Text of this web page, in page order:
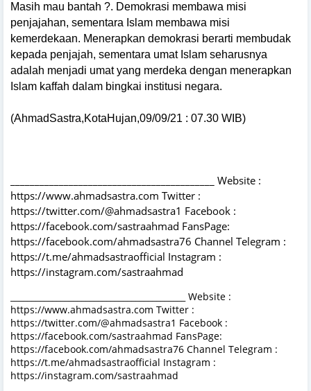
Masih mau bantah ?. Demokrasi membawa misi
penjajahan, sementara Islam membawa misi
kemerdekaan. Menerapkan demokrasi berarti membudak
kepada penjajah, sementara umat Islam seharusnya
adalah menjadi umat yang merdeka dengan menerapkan
Islam kaffah dalam bingkai institusi negara.
(AhmadSastra,KotaHujan,09/09/21 : 07.30 WIB)
__________________________________________ Website :
https://www.ahmadsastra.com Twitter :
https://twitter.com/@ahmadsastra1 Facebook :
https://facebook.com/sastraahmad FansPage:
https://facebook.com/ahmadsastra76 Channel Telegram :
https://t.me/ahmadsastraofficial Instagram :
https://instagram.com/sastraahmad
__________________________________________ Website :
https://www.ahmadsastra.com Twitter :
https://twitter.com/@ahmadsastra1 Facebook :
https://facebook.com/sastraahmad FansPage:
https://facebook.com/ahmadsastra76 Channel Telegram :
https://t.me/ahmadsastraofficial Instagram :
https://instagram.com/sastraahmad